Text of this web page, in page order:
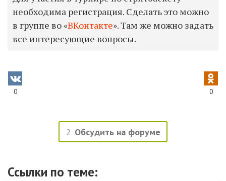
необходима регистрация. Сделать это можно
в группе во «ВКонтакте». Там же можно задать
все интересующие вопросы.
0 0
2 Обсудить на форуме
Ссылки по теме: